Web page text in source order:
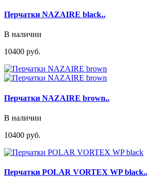
Перчатки NAZAIRE black..
В наличии
10400 руб.
Перчатки NAZAIRE brown..
В наличии
10400 руб.
Перчатки POLAR VORTEX WP black..